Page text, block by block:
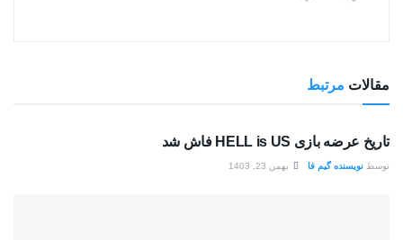
مقالات مرتبط
تاریخ عرضه بازی HELL is US فاش شد
توسط نویسنده گیم فا بهمن 23, 1403